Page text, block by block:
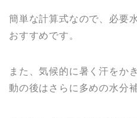
簡単な計算式なので、必要
おすすめです。
また、気候的に暑く汗をか
動の後はさらに多めの水分